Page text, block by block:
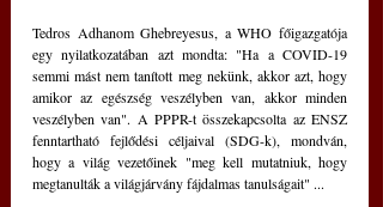
Tedros Adhanom Ghebreyesus, a WHO főigazgatója
egy nyilatkozatában azt mondta: "Ha a COVID-19
semmi mást nem tanított meg nekünk, akkor azt, hogy
amikor az egészség veszélyben van, akkor minden
veszélyben van". A PPPR-t összekapcsolta az ENSZ
fenntartható fejlődési céljaival (SDG-k), mondván,
hogy a világ vezetőinek "meg kell mutatniuk, hogy
megtanulták a világjárvány fájdalmas tanulságait" ...